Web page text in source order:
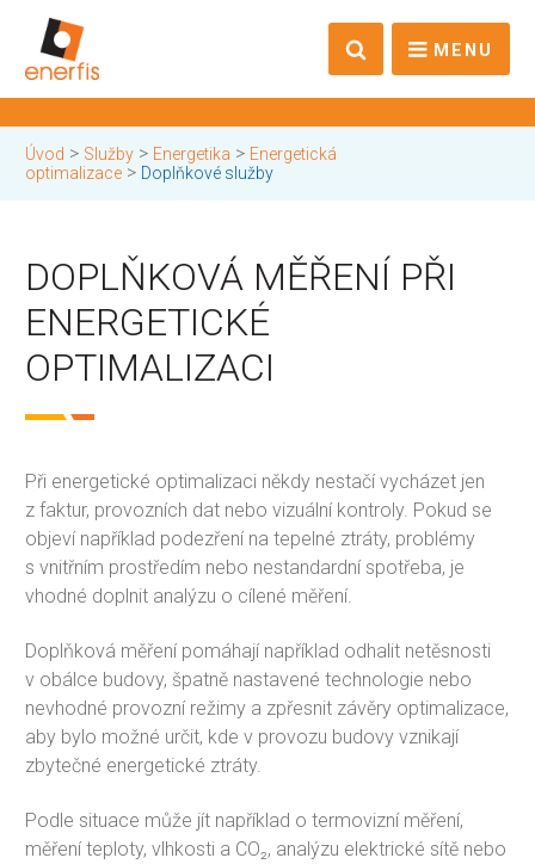
MENU
Úvod > Služby > Energetika > Energetická
optimalizace > Doplňkové služby
DOPLŇKOVÁ MĚŘENÍ PŘI
ENERGETICKÉ
OPTIMALIZACI
Při energetické optimalizaci někdy nestačí vycházet jen
z faktur, provozních dat nebo vizuální kontroly. Pokud se
objeví například podezření na tepelné ztráty, problémy
s vnitřním prostředím nebo nestandardní spotřeba, je
vhodné doplnit analýzu o cílené měření.
Doplňková měření pomáhají například odhalit netěsnosti
v obálce budovy, špatně nastavené technologie nebo
nevhodné provozní režimy a zpřesnit závěry optimalizace,
aby bylo možné určit, kde v provozu budovy vznikají
zbytečné energetické ztráty.
Podle situace může jít například o termovizní měření,
měření teploty, vlhkosti a CO₂, analýzu elektrické sítě nebo